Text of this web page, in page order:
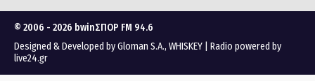
© 2006 - 2026 bwinΣΠΟΡ FM 94.6
Designed & Developed byGloman S.A., WHISKEY
Radio powered by
live24.gr